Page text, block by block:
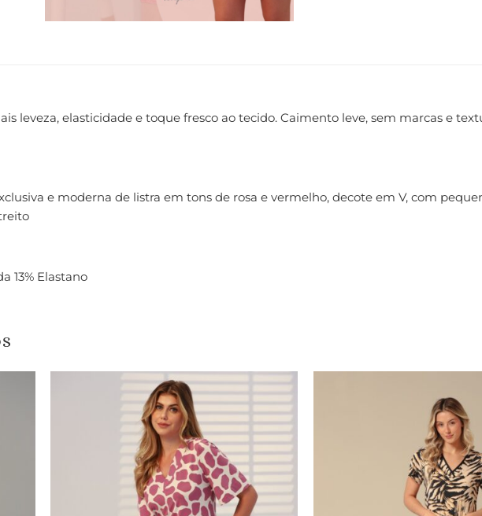
leveza, elasticidade e toque fresco ao tecido. Caimento leve, sem marcas e
e moderna de listra em tons de rosa e vermelho, decote em V, com
13% Elastano